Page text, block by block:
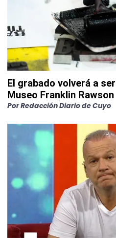
El grabado volverá a
Museo Franklin Rawson
PorRedacción Diario de Cuyo